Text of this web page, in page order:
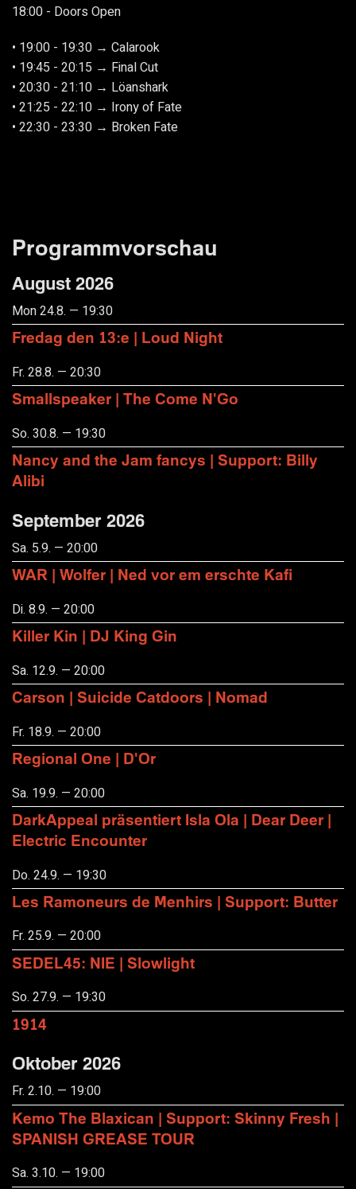
18:00 - Doors Open
• 19:00 - 19:30 → Calarook
• 19:45 - 20:15 → Final Cut
• 20:30 - 21:10 → Löanshark
• 21:25 - 22:10 → Irony of Fate
• 22:30 - 23:30 → Broken Fate
Programmvorschau
August 2026
Mon 24.8. — 19:30
Fredag den 13:e | Loud Night
Fr. 28.8. — 20:30
Smallspeaker | The Come N'Go
So. 30.8. — 19:30
Nancy and the Jam fancys | Support: Billy
Alibi
September 2026
Sa. 5.9. — 20:00
WAR | Wolfer | Ned vor em erschte Kafi
Di. 8.9. — 20:00
Killer Kin | DJ King Gin
Sa. 12.9. — 20:00
Carson | Suicide Catdoors | Nomad
Fr. 18.9. — 20:00
Regional One | D'Or
Sa. 19.9. — 20:00
DarkAppeal präsentiert Isla Ola | Dear Deer |
Electric Encounter
Do. 24.9. — 19:30
Les Ramoneurs de Menhirs | Support: Butter
Fr. 25.9. — 20:00
SEDEL45: NIE | Slowlight
So. 27.9. — 19:30
1914
Oktober 2026
Fr. 2.10. — 19:00
Kemo The Blaxican | Support: Skinny Fresh |
SPANISH GREASE TOUR
Sa. 3.10. — 19:00